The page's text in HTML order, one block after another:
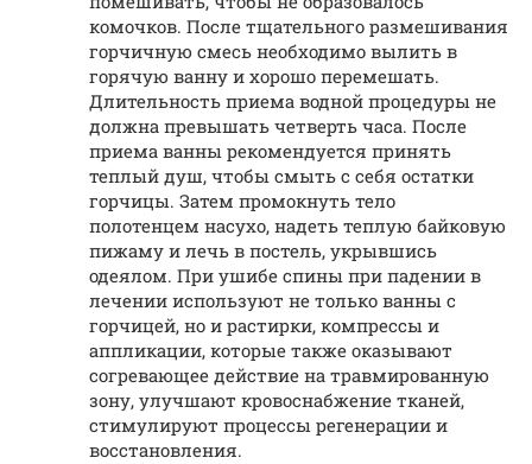
комочков. После тщательного размешивания
горчичную смесь необходимо вылить в
горячую ванну и хорошо перемешать.
Длительность приема водной процедуры не
должна превышать четверть часа. После
приема ванны рекомендуется принять
теплый душ, чтобы смыть с себя остатки
горчицы. Затем промокнуть тело
полотенцем насухо, надеть теплую байковую
пижаму и лечь в постель, укрывшись
одеялом. При ушибе спины при падении в
лечении используют не только ванны с
горчицей, но и растирки, компрессы и
аппликации, которые также оказывают
согревающее действие на травмированную
зону, улучшают кровоснабжение тканей,
стимулируют процессы регенерации и
восстановления.